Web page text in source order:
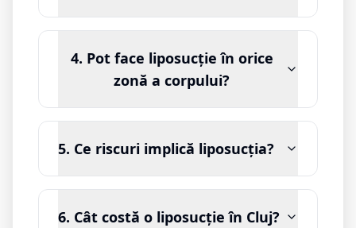
4. Pot face liposucție în orice
zonă a corpului?
5. Ce riscuri implică liposucția?
6. Cât costă o liposucție în Cluj?